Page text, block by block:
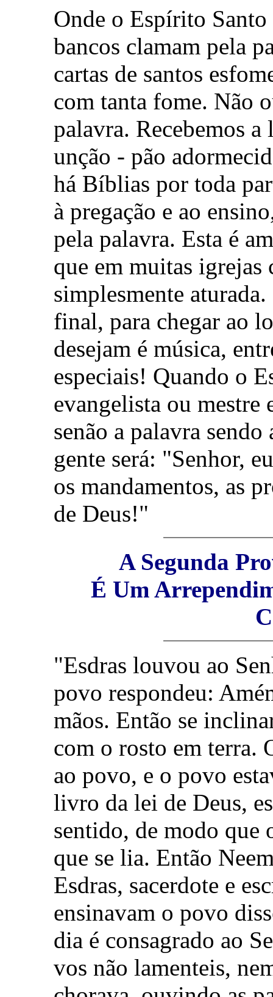
Onde o Espírito Santo
bancos clamam pela
cartas de santos
com tanta fome. Não
palavra. Recebemos
unção - pão
há Bíblias por toda
à pregação e ao
pela palavra. Esta é
que em muitas igrejas
simplesmente
final, para chegar ao
desejam é música,
especiais! Quando o
evangelista ou mestre
senão a palavra
gente será: "Senhor,
os mandamentos, as
de Deus!"
A Segunda
É Um
"Esdras louvou ao
povo respondeu:
mãos. Então se
com o rosto em terra.
ao povo, e o povo
livro da lei de Deus,
sentido, de modo que
que se lia. Então
Esdras, sacerdote e
ensinavam o povo
dia é consagrado ao
vos não lamenteis,